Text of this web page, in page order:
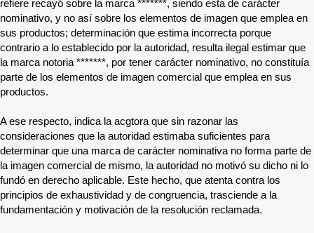
refiere recayó sobre la marca *******, siendo esta de carácter
nominativo, y no así sobre los elementos de imagen que emplea en
sus productos; determinación que estima incorrecta porque
contrario a lo establecido por la autoridad, resulta ilegal estimar que
la marca notoria *******, por tener carácter nominativo, no constituía
parte de los elementos de imagen comercial que emplea en sus
productos.
A ese respecto, indica la acgtora que sin razonar las
consideraciones que la autoridad estimaba suficientes para
determinar que una marca de carácter nominativa no forma parte de
la imagen comercial de mismo, la autoridad no motivó su dicho ni lo
fundó en derecho aplicable. Este hecho, que atenta contra los
principios de exhaustividad y de congruencia, trasciende a la
fundamentación y motivación de la resolución reclamada.